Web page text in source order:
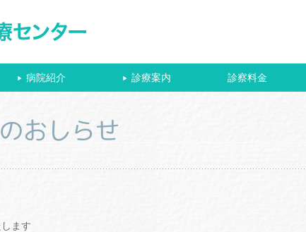
▶ 病院紹介 ▶ 診療案内 診察料金
おしらせ
ます